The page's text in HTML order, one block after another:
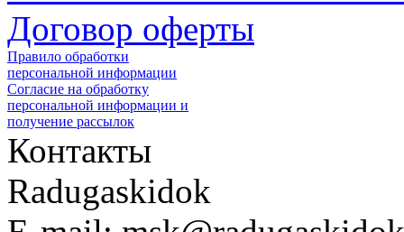
Договор оферты
Правило обработки
персональной информации
Согласие на обработку
персональной информации и
получение рассылок
Контакты
Radugaskidok